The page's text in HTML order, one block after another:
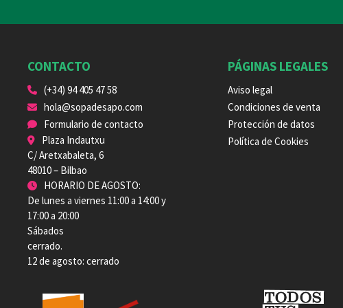
CONTACTO
(+34) 94 405 47 58
hola@sopadesapo.com
Formulario de contacto
Plaza Indautxu
C/ Aretxabaleta, 6
48010 – Bilbao
HORARIO DE AGOSTO:
De lunes a viernes 11:00 a 14:00 y
17:00 a 20:00
Sábados
cerrado.
12 de agosto: cerrado
PÁGINAS LEGALES
Aviso legal
Condiciones de venta
Protección de datos
Política de Cookies